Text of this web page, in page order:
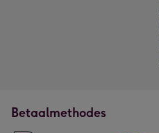
Betaalmethodes